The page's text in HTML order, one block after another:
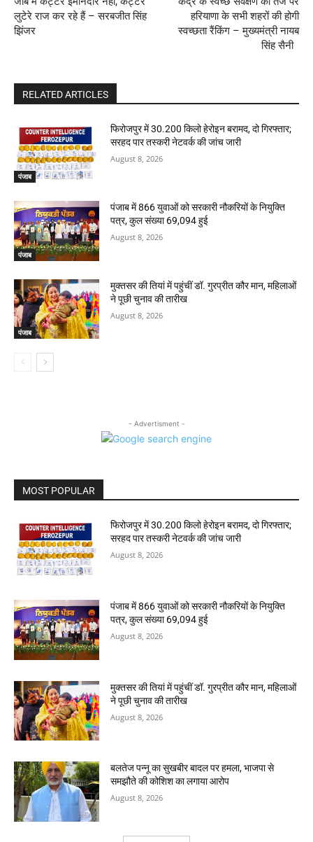
लुटेरे राज कर रहे हैं – सरबजीत सिंह
झिंजर
हरियाणा के सभी शहरों की होगी
स्वच्छता रैंकिंग – मुख्यमंत्री नायब
सिंह सैनी
RELATED ARTICLES
पंजाब
फिरोजपुर में 30.200 किलो हेरोइन बरामद, दो गिरफ्तार;
सरहद पार तस्करी नेटवर्क की जांच जारी
August 8, 2026
पंजाब
पंजाब में 866 युवाओं को सरकारी नौकरियों के नियुक्ति
पत्र, कुल संख्या 69,094 हुई
August 8, 2026
पंजाब
मुक्तसर की तियां में पहुंचीं डॉ. गुरप्रीत कौर मान, महिलाओं
ने पूछी चुनाव की तारीख
August 8, 2026
- Advertisment -
MOST POPULAR
फिरोजपुर में 30.200 किलो हेरोइन बरामद, दो गिरफ्तार;
सरहद पार तस्करी नेटवर्क की जांच जारी
August 8, 2026
पंजाब में 866 युवाओं को सरकारी नौकरियों के नियुक्ति
पत्र, कुल संख्या 69,094 हुई
August 8, 2026
मुक्तसर की तियां में पहुंचीं डॉ. गुरप्रीत कौर मान, महिलाओं
ने पूछी चुनाव की तारीख
August 8, 2026
बलतेज पन्नू का सुखबीर बादल पर हमला, भाजपा से
समझौते की कोशिश का लगाया आरोप
August 8, 2026